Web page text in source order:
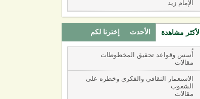
الإمام زيد
الأكثر مشاهدة الأحدث إخترنا لكم
أُسس وقواعد تحقيق المخطوطات
مقالات
الاستعمار الثقافي والفكري وخطره على
الشعوب
مقالات